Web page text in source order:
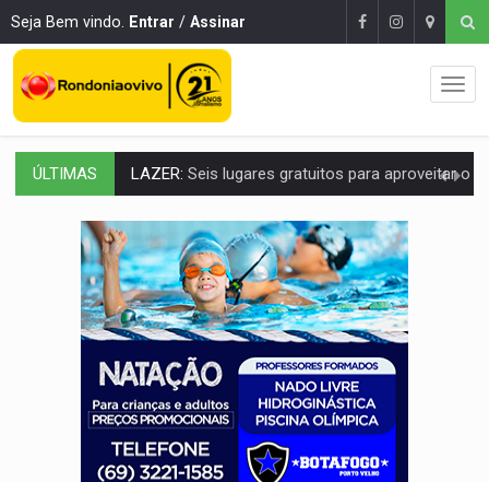
Seja Bem vindo. Entrar / Assinar
ÚLTIMAS VÍDEO:FTICCO e Força Tática prendem membro do CV com arma e drogas
INCLUSÃO:Prefeitura fortalece parceria com a APAE para ampliar ações
DEFESA:Exército testa inovações no combate a drones durante
TEMAS SOCIOAMBIENTAIS:Em Itapuã do Oeste, CINEMAZÔNIA leva cinema
Interior de Rondônia terá sábado (8) de calor
INFRAESTRUTURA: Após quase 30 anos de espera, asfalto chega ao
A ILHA:Coreografia de Rondônia estreia na programação do Festival de